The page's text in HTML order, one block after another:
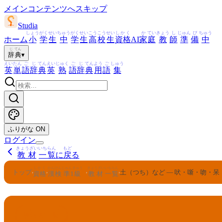
メインコンテンツへスキップ
Studia
ホーム 小
しょう
学
がく
生
せい
中
ちゅう
学
がく
生
せい
高
こう
校
こう
生
せい
資格
しかく
AI家
か
庭
てい
教
きょう
師
し
準
じゅん
備
び
中
ちゅう
辞
じ
典
てん
▾
英
えい
単
たん
語
ご
辞
じ
典
てん
英
えい
熟
じゅく
語
ご
辞
じ
典
てん
用
よう
語
ご
集
しゅう
ふりがな ON
ログイン
教材
きょうざい
一覧
いちらん
に 戻
もど
る
トップ›資格
しかく
›漢検
かんけん
準
じゅん
1級
きゅう
› 教材
きょうざい
一覧
いちらん
›土（つち）など — 吠・噺・吻・呆